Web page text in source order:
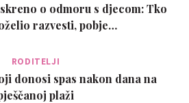
o odmoru s djecom: Tko
razvesti, pobje…
RODITELJI
donosi spas nakon dana na
plaži